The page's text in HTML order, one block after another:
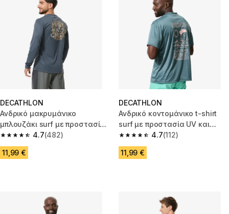
DECATHLON
Ανδρικό μακρυμάνικο
μπλουζάκι surf με προστασία
UV Surfwchill - Γκρι
4.7
4.7 out of 5 stars from 482 reviews
(482)
11,99 €
DECATHLON
Ανδρικό κοντομάνικο t-shirt
surf με προστασία UV και
χαλαρή εφαρμογή - Πράσινο
4.7
4.7 out of 5 stars from 112
(112)
11,99 €